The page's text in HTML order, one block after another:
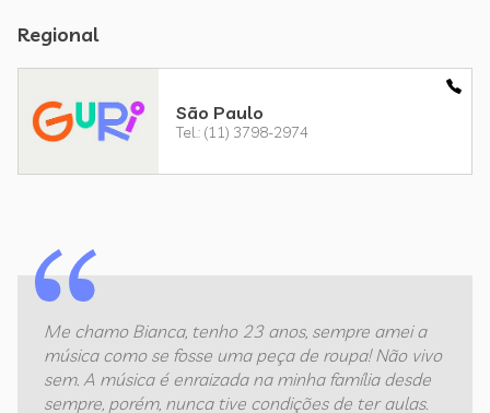
Regional
São Paulo
Tel.: (11) 3798-2974
Me chamo Bianca, tenho 23 anos, sempre amei a
música como se fosse uma peça de roupa! Não vivo
sem. A música é enraizada na minha família desde
sempre, porém, nunca tive condições de ter aulas.